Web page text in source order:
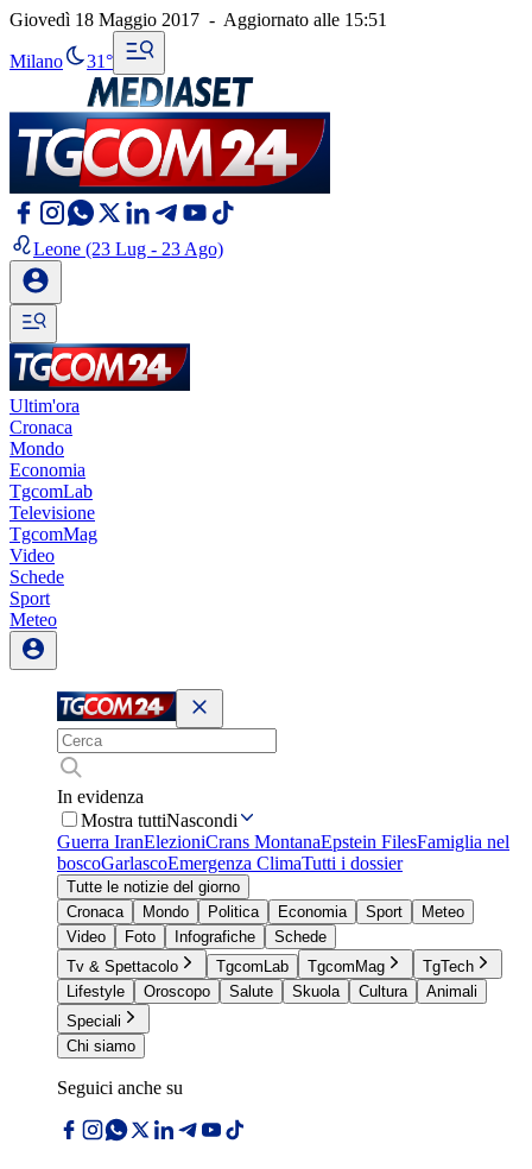
Giovedì 18 Maggio 2017 - Aggiornato alle 15:51
Milano 31°
Leone (23 Lug - 23 Ago)
Ultim'ora
Cronaca
Mondo
Economia
TgcomLab
Televisione
TgcomMag
Video
Schede
Sport
Meteo
In evidenza
Mostra tuttiNascondi
Guerra IranElezioniCrans MontanaEpstein FilesFamiglia nel
boscoGarlascoEmergenza ClimaTutti i dossier
Tutte le notizie del giorno
Cronaca
Mondo Politica Economia Sport
Meteo
Video
Foto Infografiche
Schede
Tv & Spettacolo
TgcomLab TgcomMag
TgTech
Lifestyle
Oroscopo Salute Skuola Cultura
Animali
Speciali
Chi siamo
Seguici anche su